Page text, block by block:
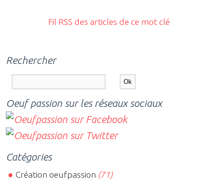
Fil RSS des articles de ce mot clé
Rechercher
Oeuf passion sur les réseaux sociaux
Catégories
Création oeufpassion (71)